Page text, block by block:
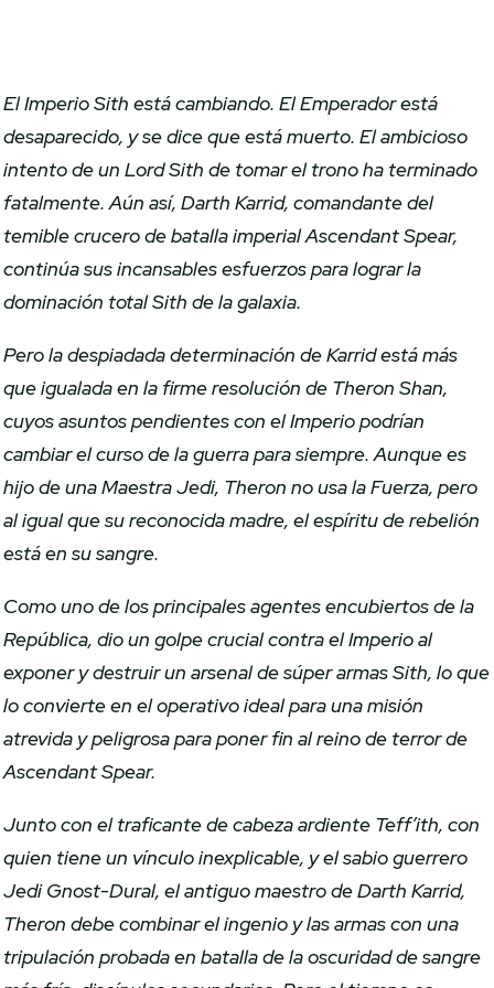
El Imperio Sith está cambiando. El Emperador está
desaparecido, y se dice que está muerto. El ambicioso
intento de un Lord Sith de tomar el trono ha terminado
fatalmente. Aún así, Darth Karrid, comandante del
temible crucero de batalla imperial Ascendant Spear,
continúa sus incansables esfuerzos para lograr la
dominación total Sith de la galaxia.
Pero la despiadada determinación de Karrid está más
que igualada en la firme resolución de Theron Shan,
cuyos asuntos pendientes con el Imperio podrían
cambiar el curso de la guerra para siempre. Aunque es
hijo de una Maestra Jedi, Theron no usa la Fuerza, pero
al igual que su reconocida madre, el espíritu de rebelión
está en su sangre.
Como uno de los principales agentes encubiertos de la
República, dio un golpe crucial contra el Imperio al
exponer y destruir un arsenal de súper armas Sith, lo que
lo convierte en el operativo ideal para una misión
atrevida y peligrosa para poner fin al reino de terror de
Ascendant Spear.
Junto con el traficante de cabeza ardiente Teff’ith, con
quien tiene un vínculo inexplicable, y el sabio guerrero
Jedi Gnost-Dural, el antiguo maestro de Darth Karrid,
Theron debe combinar el ingenio y las armas con una
tripulación probada en batalla de la oscuridad de sangre